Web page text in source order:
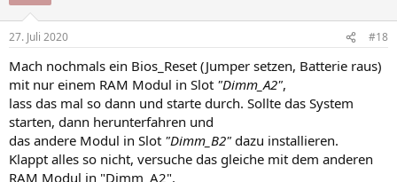
27. Juli 2020 #18
Mach nochmals ein Bios_Reset (Jumper setzen, Batterie raus)
mit nur einem RAM Modul in Slot "Dimm_A2",
lass das mal so dann und starte durch. Sollte das System
starten, dann herunterfahren und
das andere Modul in Slot "Dimm_B2" dazu installieren.
Klappt alles so nicht, versuche das gleiche mit dem anderen
RAM Modul in "Dimm_A2".